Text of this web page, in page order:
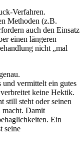
Verfahren.
Methoden (z.B.
auch den Einsatz
einen längeren
nicht „mal
und vermittelt ein gutes
keine Hektik.
still steht oder seinen
macht. Damit
Ein
seine